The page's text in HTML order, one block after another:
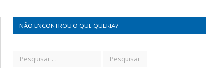
NÃO ENCONTROU O QUE QUERIA?